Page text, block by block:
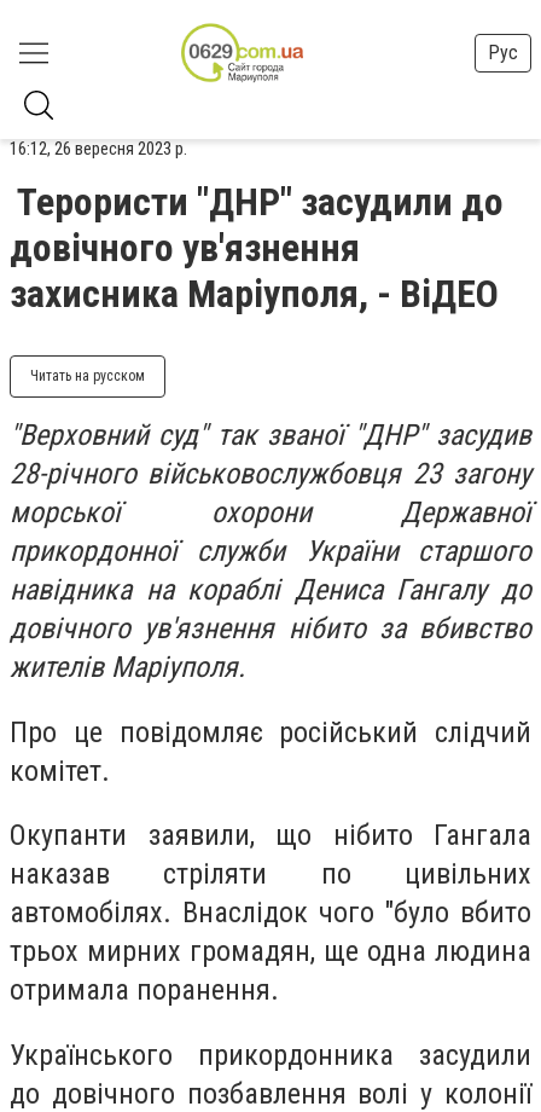
Рус
16:12, 26 вересня 2023 р.
Терористи "ДНР" засудили до
довічного ув'язнення
захисника Маріуполя, - ВіДЕО
Читать на русском
"Верховний суд" так званої "ДНР" засудив
28-річного військовослужбовця 23 загону
морської охорони Державної
прикордонної служби України старшого
навідника на кораблі Дениса Гангалу до
довічного ув'язнення нібито за вбивство
жителів Маріуполя.
Про це повідомляє російський слідчий
комітет.
Окупанти заявили, що нібито Гангала
наказав стріляти по цивільних
автомобілях. Внаслідок чого "було вбито
трьох мирних громадян, ще одна людина
отримала поранення.
Українського прикордонника засудили
до довічного позбавлення волі у колонії